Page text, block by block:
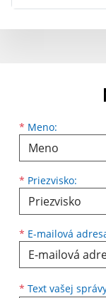
* Meno:
Meno
* Priezvisko:
Priezvisko
* E-mailová
E-mailová adresa
* Text vašej